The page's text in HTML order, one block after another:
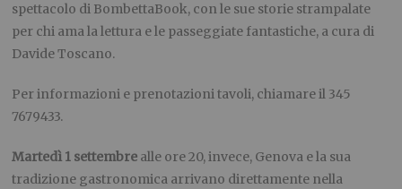
spettacolo di BombettaBook, con le sue storie strampalate
per chi ama la lettura e le passeggiate fantastiche, a cura di
Davide Toscano.
Per informazioni e prenotazioni tavoli, chiamare il 345
7679433.
Martedì 1 settembre alle ore 20, invece, Genova e la sua
tradizione gastronomica arrivano direttamente nella